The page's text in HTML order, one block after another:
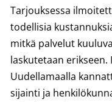
Tarjouksessa
todellisia
mitkä palvelut
laskutetaan
Uudellamaalla
sijainti ja